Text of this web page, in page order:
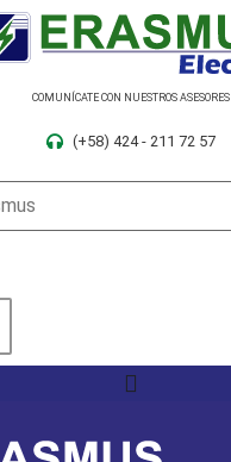
COMUNÍCATE CON NUESTROS ASESORES
(+58) 424 - 211 72 57